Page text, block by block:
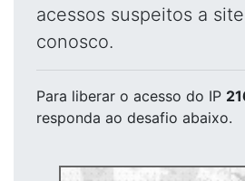
acessos suspeitos a
conosco.
Para liberar o acesso do IP
responda ao desafio abaixo.